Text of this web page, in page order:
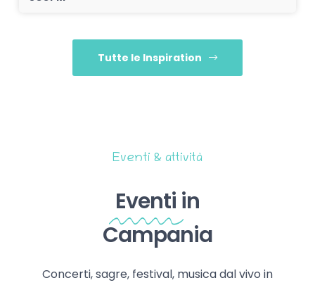
Tutte le Inspiration
Eventi & attività
Eventi in
Campania
Concerti, sagre, festival, musica dal vivo in